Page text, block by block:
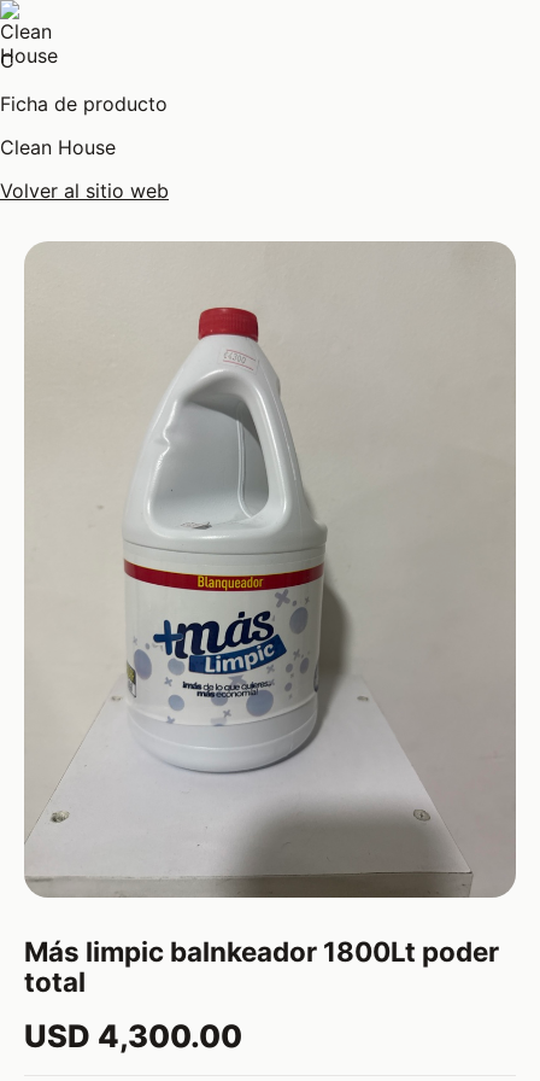
C
Ficha de producto
Clean House
Volver al sitio web
Más limpic balnkeador 1800Lt poder
total
USD 4,300.00